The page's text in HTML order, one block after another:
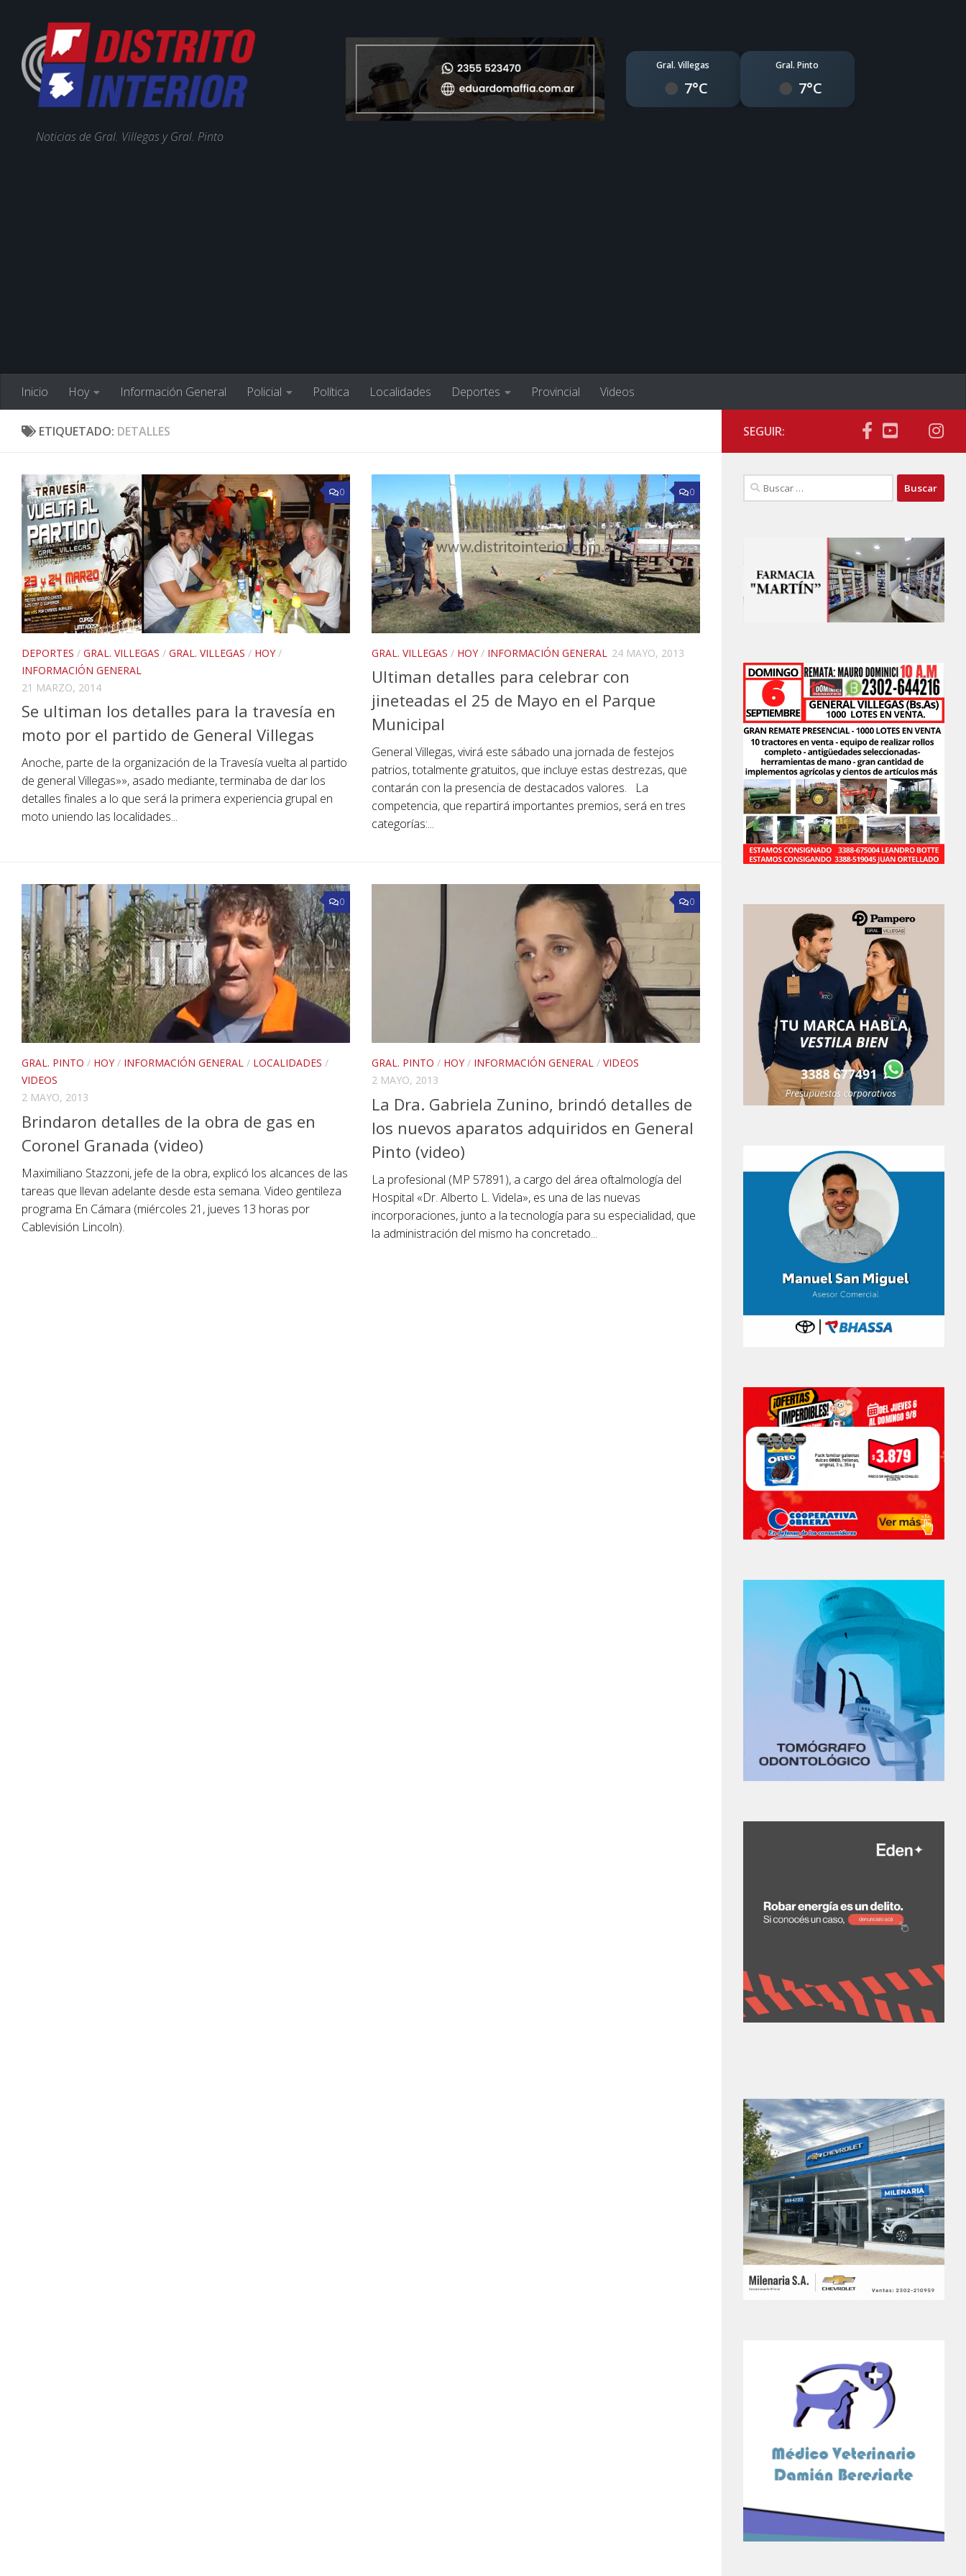
Noticias de Gral. Villegas y Gral. Pinto
Gral. Villegas
7°C
Gral. Pinto
7°C
Inicio Hoy Información General Policial Política Localidades Deportes Provincial Videos
ETIQUETADO: DETALLES
0
DEPORTES / GRAL. VILLEGAS / GRAL. VILLEGAS / HOY /
INFORMACIÓN GENERAL
21 MARZO, 2014
Se ultiman los detalles para la travesía en
moto por el partido de General Villegas
Anoche, parte de la organización de la Travesía vuelta al partido
de general Villegas»», asado mediante, terminaba de dar los
detalles finales a lo que será la primera experiencia grupal en
moto uniendo las localidades...
0
GRAL. VILLEGAS / HOY / INFORMACIÓN GENERAL 24 MAYO, 2013
Ultiman detalles para celebrar con
jineteadas el 25 de Mayo en el Parque
Municipal
General Villegas, vivirá este sábado una jornada de festejos
patrios, totalmente gratuitos, que incluye estas destrezas, que
contarán con la presencia de destacados valores. La
competencia, que repartirá importantes premios, será en tres
categorías:...
0
GRAL. PINTO / HOY / INFORMACIÓN GENERAL / LOCALIDADES /
VIDEOS
2 MAYO, 2013
Brindaron detalles de la obra de gas en
Coronel Granada (video)
Maximiliano Stazzoni, jefe de la obra, explicó los alcances de las
tareas que llevan adelante desde esta semana. Video gentileza
programa En Cámara (miércoles 21, jueves 13 horas por
Cablevisión Lincoln).
0
GRAL. PINTO / HOY / INFORMACIÓN GENERAL / VIDEOS
2 MAYO, 2013
La Dra. Gabriela Zunino, brindó detalles de
los nuevos aparatos adquiridos en General
Pinto (video)
La profesional (MP 57891), a cargo del área oftalmología del
Hospital «Dr. Alberto L. Videla», es una de las nuevas
incorporaciones, junto a la tecnología para su especialidad, que
la administración del mismo ha concretado...
SEGUIR:
Buscar: